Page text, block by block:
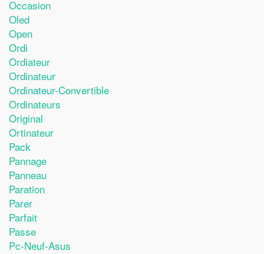
Occasion
Oled
Open
Ordi
Ordiateur
Ordinateur
Ordinateur-Convertible
Ordinateurs
Original
Ortinateur
Pack
Pannage
Panneau
Paration
Parer
Parfait
Passe
Pc-Neuf-Asus